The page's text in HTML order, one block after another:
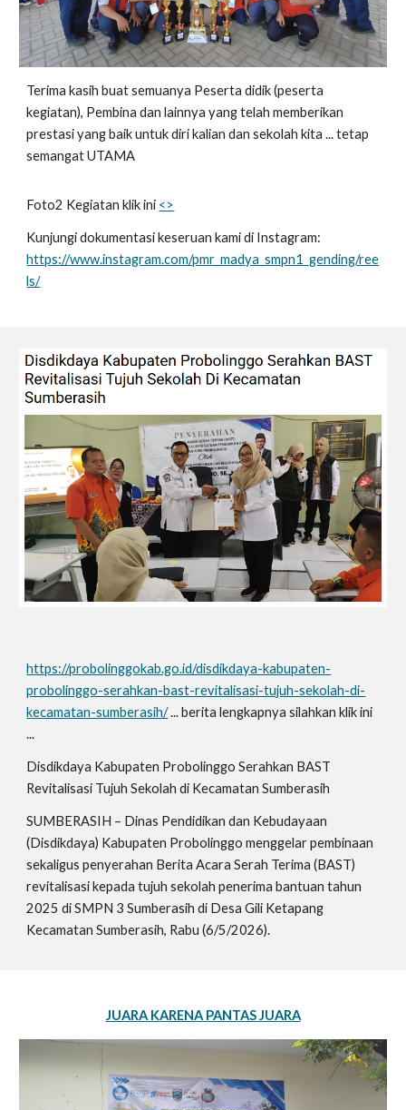
Terima kasih buat semuanya Peserta didik (peserta
kegiatan), Pembina dan lainnya yang telah memberikan
prestasi yang baik untuk diri kalian dan sekolah kita ... tetap
semangat UTAMA
Foto2 Kegiatan klik ini <>
Kunjungi dokumentasi keseruan kami di Instagram:
https://www.instagram.com/pmr_madya_smpn1_gending/ree
ls/
https://probolinggokab.go.id/disdikdaya-kabupaten-
probolinggo-serahkan-bast-revitalisasi-tujuh-sekolah-di-
kecamatan-sumberasih/... berita lengkapnya silahkan klik ini
...
Disdikdaya Kabupaten Probolinggo Serahkan BAST
Revitalisasi Tujuh Sekolah di Kecamatan Sumberasih
SUMBERASIH – Dinas Pendidikan dan Kebudayaan
(Disdikdaya) Kabupaten Probolinggo menggelar pembinaan
sekaligus penyerahan Berita Acara Serah Terima (BAST)
revitalisasi kepada tujuh sekolah penerima bantuan tahun
2025 di SMPN 3 Sumberasih di Desa Gili Ketapang
Kecamatan Sumberasih, Rabu (6/5/2026).
JUARA KARENA PANTAS JUARA